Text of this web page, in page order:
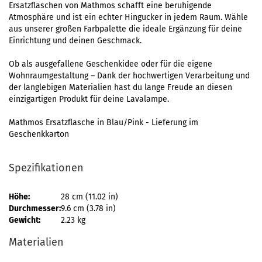
Ersatzflaschen von Mathmos schafft eine beruhigende
Atmosphäre und ist ein echter Hingucker in jedem Raum. Wähle
aus unserer großen Farbpalette die ideale Ergänzung für deine
Einrichtung und deinen Geschmack.
Ob als ausgefallene Geschenkidee oder für die eigene
Wohnraumgestaltung – Dank der hochwertigen Verarbeitung und
der langlebigen Materialien hast du lange Freude an diesen
einzigartigen Produkt für deine Lavalampe.
Mathmos Ersatzflasche in Blau/Pink - Lieferung im
Geschenkkarton
Spezifikationen
Höhe:
28 cm (11.02 in)
Durchmesser:9.6 cm (3.78 in)
Gewicht:
2.23 kg
Materialien